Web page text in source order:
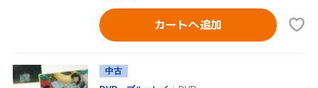
カートへ追加
中古